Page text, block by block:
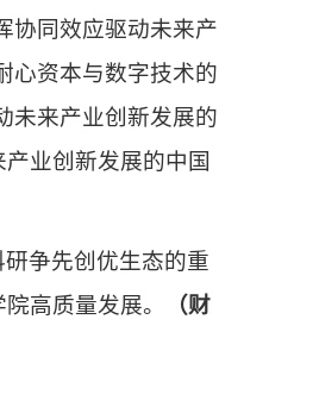
协同效应驱动未来产
心资本与数字技术的
未来产业创新发展的
业创新发展的中国
争先创优生态的重
高质量发展。
（财